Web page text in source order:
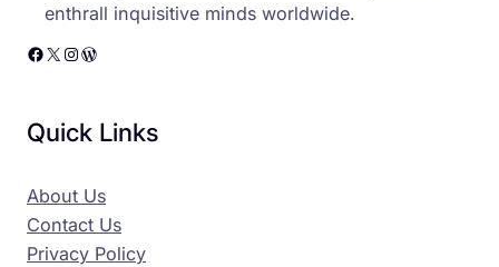
enthrall inquisitive minds worldwide.
Facebook X Instagram WordPress
Quick Links
About Us
Contact Us
Privacy Policy